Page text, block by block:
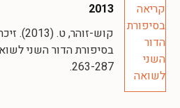
2013
קוש-
בסיפורת הדור השני
263-287.